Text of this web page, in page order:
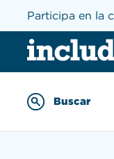
Participa en la
INCLUDEnyc
Buscar